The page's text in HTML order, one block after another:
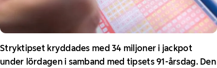
Stryktipset kryddades med 34 miljoner i jackpot
under lördagen i samband med tipsets 91-årsdag. Den